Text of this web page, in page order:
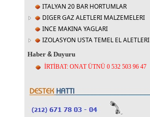
ITALYAN 20 BAR HORTUMLAR
DIGER GAZ ALETLERI MALZEMELERI
INCE MAKINA YAGLARI
IZOLASYON USTA TEMEL EL ALETLERI
Haber & Duyuru
İRTİBAT: ONAT ÜTNÜ 0 532 503 96 47